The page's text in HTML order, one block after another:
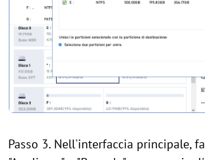
Passo 3. Nell'interfaccia principale,